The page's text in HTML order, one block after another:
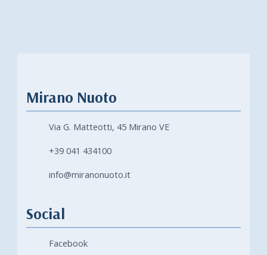
Mirano Nuoto
Via G. Matteotti, 45 Mirano VE
+39 041 434100
info@miranonuoto.it
Social
Facebook